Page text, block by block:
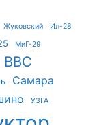
Жуковский
Ил-28
МиГ-29
Самара
УЗГА